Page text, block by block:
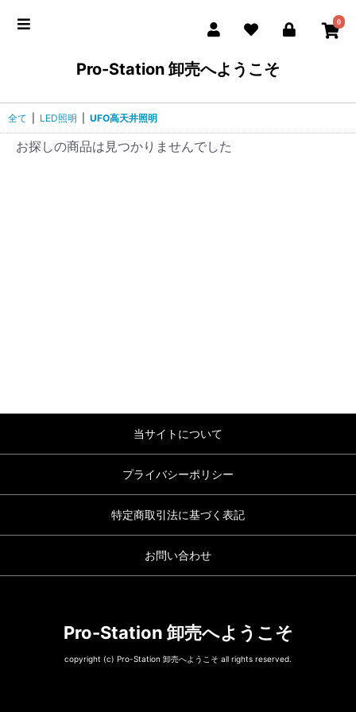
0
Pro-Station 卸売へようこそ
全て LED照明 UFO高天井照明
お探しの商品は見つかりませんでした
当サイトについて
プライバシーポリシー
特定商取引法に基づく表記
お問い合わせ
Pro-Station 卸売へようこそ
copyright (c) Pro-Station 卸売へようこそ all rights reserved.